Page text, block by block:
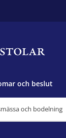
och beslut
och bodelning